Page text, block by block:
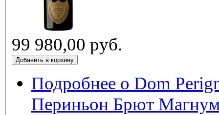
99 980,00 руб.
Подробнее о Dom
Периньон Брют